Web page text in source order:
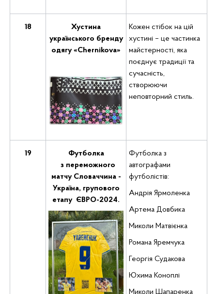
18
Хустина
українського бренду
одягу «Chernikova»
Кожен стібок на цій
хустині – це частинка
майстерності, яка
поєднує традиції та
сучасність,
створюючи
неповторний стиль.
19
Футболка
з переможного
матчу Словаччина -
Україна, групового
етапу ЄВРО-2024.
Футболка з
автографами
футболістів:
Андрія Ярмоленка
Артема Довбика
Миколи Матвієнка
Романа Яремчука
Георгія Судакова
Юхима Коноплі
Миколи Шапаренка